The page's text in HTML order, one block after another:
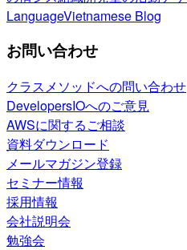
LanguageVietnamese Blog
お問い合わせ
クラスメソッドへの問い合わせ
DevelopersIOへのご意見
AWSに関するご相談
資料ダウンロード
メールマガジン登録
セミナー情報
採用情報
会社説明会
勉強会